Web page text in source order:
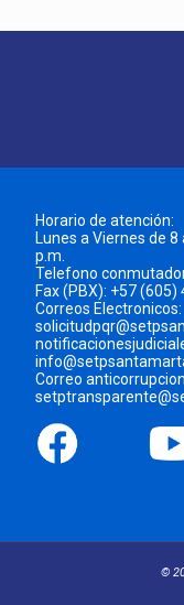
Horario de atención:
Lunes a Viernes de 8
p.m.
Telefono
Fax (PBX): +57 (605)
Correos Electronicos:
Correo
©